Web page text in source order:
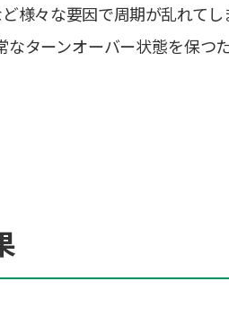
様々な要因で周期が乱れてし
ターンオーバー状態を保つ